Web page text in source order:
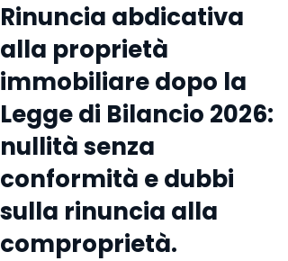
Rinuncia abdicativa
alla proprietà
immobiliare dopo la
Legge di Bilancio 2026:
nullità senza
conformità e dubbi
sulla rinuncia alla
comproprietà.